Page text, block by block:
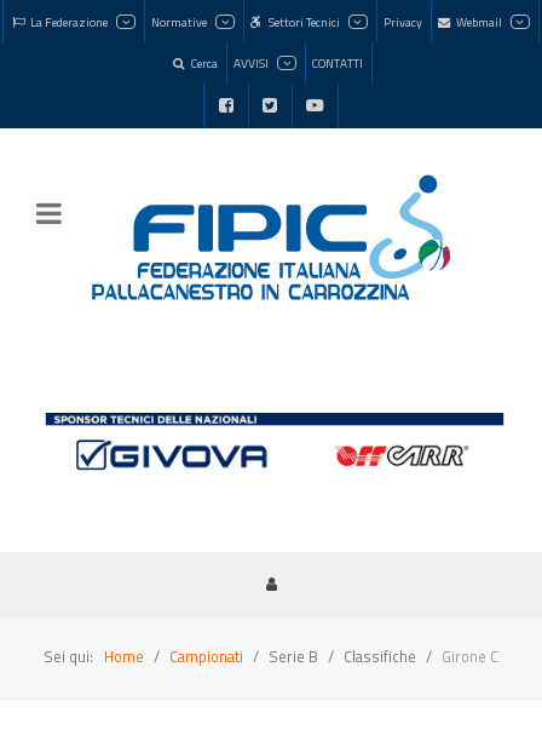
La Federazione Normative Settori Tecnici Privacy Webmail
Cerca AVVISI CONTATTI
Sei qui: Home Campionati Serie B Classifiche Girone C